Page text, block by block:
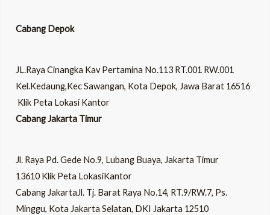
Cabang Depok
JL.Raya Cinangka Kav Pertamina No.113 RT.001 RW.001
Kel.Kedaung,Kec Sawangan, Kota Depok, Jawa Barat 16516
Klik Peta Lokasi Kantor
Cabang Jakarta Timur
Jl. Raya Pd. Gede No.9, Lubang Buaya, Jakarta Timur
13610 Klik Peta LokasiKantor
Cabang JakartaJl. Tj. Barat Raya No.14, RT.9/RW.7, Ps.
Minggu, Kota Jakarta Selatan, DKI Jakarta 12510